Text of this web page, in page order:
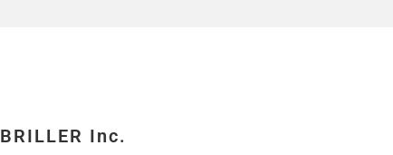
BRILLER Inc.